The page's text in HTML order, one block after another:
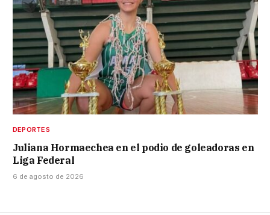
DEPORTES
Juliana Hormaechea en el podio de goleadoras en
Liga Federal
6 de agosto de 2026